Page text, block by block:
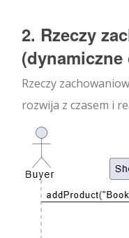
2. Rzeczy
Rzeczy
rozwija z czasem i